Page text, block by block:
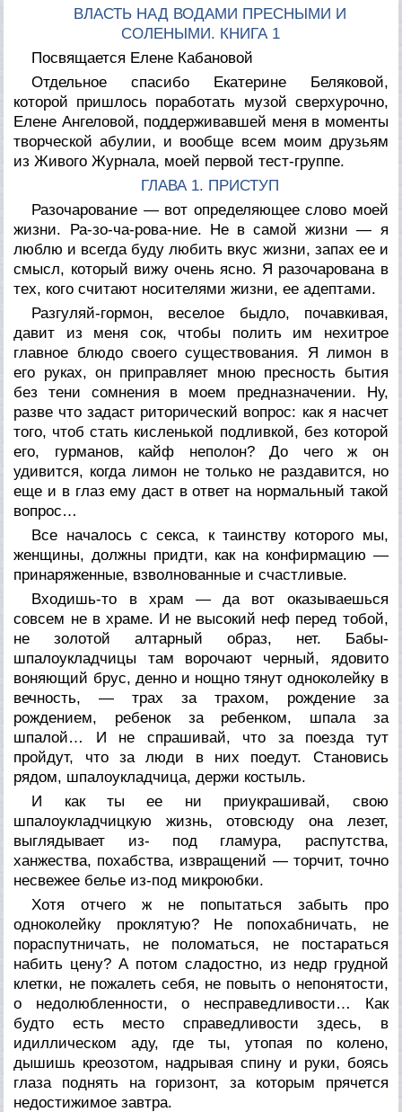
ВЛАСТЬ НАД ВОДАМИ ПРЕСНЫМИ И
СОЛЕНЫМИ. КНИГА 1
Посвящается Елене Кабановой
Отдельное спасибо Екатерине Беляковой,
которой пришлось поработать музой сверхурочно,
Елене Ангеловой, поддерживавшей меня в моменты
творческой абулии, и вообще всем моим друзьям
из Живого Журнала, моей первой тест-группе.
ГЛАВА 1. ПРИСТУП
Разочарование — вот определяющее слово моей
жизни. Ра-зо-ча-рова-ние. Не в самой жизни — я
люблю и всегда буду любить вкус жизни, запах ее и
смысл, который вижу очень ясно. Я разочарована в
тех, кого считают носителями жизни, ее адептами.
Разгуляй-гормон, веселое быдло, почавкивая,
давит из меня сок, чтобы полить им нехитрое
главное блюдо своего существования. Я лимон в
его руках, он приправляет мною пресность бытия
без тени сомнения в моем предназначении. Ну,
разве что задаст риторический вопрос: как я насчет
того, чтоб стать кисленькой подливкой, без которой
его, гурманов, кайф неполон? До чего ж он
удивится, когда лимон не только не раздавится, но
еще и в глаз ему даст в ответ на нормальный такой
вопрос…
Все началось с секса, к таинству которого мы,
женщины, должны придти, как на конфирмацию —
принаряженные, взволнованные и счастливые.
Входишь-то в храм — да вот оказываешься
совсем не в храме. И не высокий неф перед тобой,
не золотой алтарный образ, нет. Бабы-
шпалоукладчицы там ворочают черный, ядовито
воняющий брус, денно и нощно тянут одноколейку в
вечность, — трах за трахом, рождение за
рождением, ребенок за ребенком, шпала за
шпалой… И не спрашивай, что за поезда тут
пройдут, что за люди в них поедут. Становись
рядом, шпалоукладчица, держи костыль.
И как ты ее ни приукрашивай, свою
шпалоукладчицкую жизнь, отовсюду она лезет,
выглядывает из- под гламура, распутства,
ханжества, похабства, извращений — торчит, точно
несвежее белье из-под микроюбки.
Хотя отчего ж не попытаться забыть про
одноколейку проклятую? Не попохабничать, не
пораспутничать, не поломаться, не постараться
набить цену? А потом сладостно, из недр грудной
клетки, не пожалеть себя, не повыть о непонятости,
о недолюбленности, о несправедливости… Как
будто есть место справедливости здесь, в
идиллическом аду, где ты, утопая по колено,
дышишь креозотом, надрывая спину и руки, боясь
глаза поднять на горизонт, за которым прячется
недостижимое завтра.